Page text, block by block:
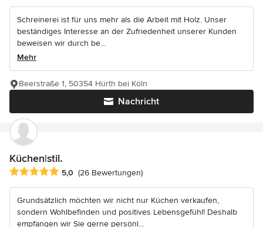
Schreinerei ist für uns mehr als die Arbeit mit Holz. Unser
beständiges Interesse an der Zufriedenheit unserer Kunden
beweisen wir durch be...
Mehr
Nachricht
Beerstraße 1, 50354 Hürth bei Köln
Küchen|stil.
Durchschnittliche Bewertung: 5 von 5 Sternen
5,0 (26 Bewertungen)
Grundsätzlich möchten wir nicht nur Küchen verkaufen,
sondern Wohlbefinden und positives Lebensgefühl! Deshalb
empfangen wir Sie gerne persönl...